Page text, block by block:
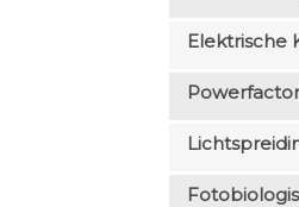
Elektrische
Powerfactor